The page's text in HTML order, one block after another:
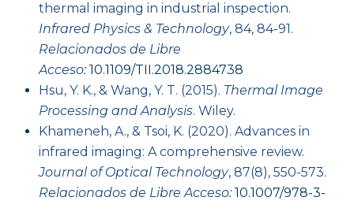
thermal imaging in industrial inspection.
Infrared Physics & Technology, 84, 84-91.
Relacionados de Libre
Acceso: 10.1109/TII.2018.2884738
Hsu, Y. K., & Wang, Y. T. (2015). Thermal Image
Processing and Analysis. Wiley.
Khameneh, A., & Tsoi, K. (2020). Advances in
infrared imaging: A comprehensive review.
Journal of Optical Technology, 87(8), 550-573.
Relacionados de Libre Acceso: 10.1007/978-3-